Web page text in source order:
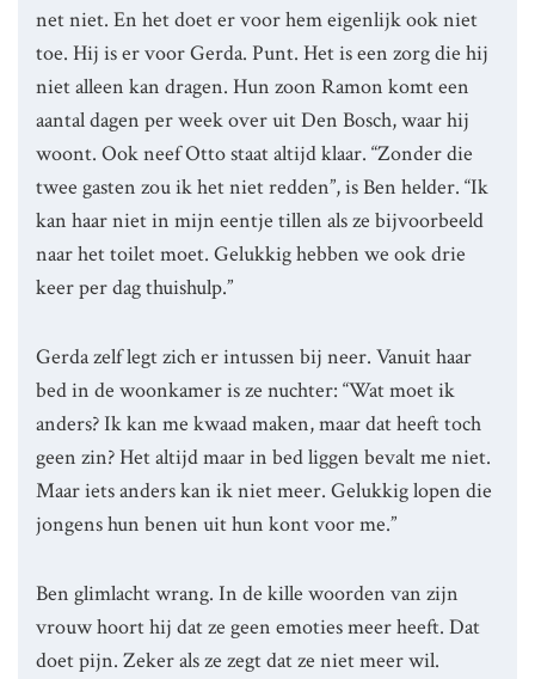
net niet. En het doet er voor hem eigenlijk ook niet
toe. Hij is er voor Gerda. Punt. Het is een zorg die hij
niet alleen kan dragen. Hun zoon Ramon komt een
aantal dagen per week over uit Den Bosch, waar hij
woont. Ook neef Otto staat altijd klaar. “Zonder die
twee gasten zou ik het niet redden”, is Ben helder. “Ik
kan haar niet in mijn eentje tillen als ze bijvoorbeeld
naar het toilet moet. Gelukkig hebben we ook drie
keer per dag thuishulp.”
Gerda zelf legt zich er intussen bij neer. Vanuit haar
bed in de woonkamer is ze nuchter: “Wat moet ik
anders? Ik kan me kwaad maken, maar dat heeft toch
geen zin? Het altijd maar in bed liggen bevalt me niet.
Maar iets anders kan ik niet meer. Gelukkig lopen die
jongens hun benen uit hun kont voor me.”
Ben glimlacht wrang. In de kille woorden van zijn
vrouw hoort hij dat ze geen emoties meer heeft. Dat
doet pijn. Zeker als ze zegt dat ze niet meer wil.